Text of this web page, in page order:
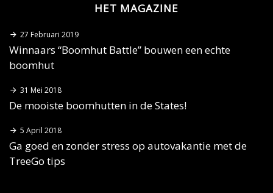
HET MAGAZINE
27 Februari 2019
Winnaars “Boomhut Battle” bouwen een echte
boomhut
31 Mei 2018
De mooiste boomhutten in de States!
5 April 2018
Ga goed en zonder stress op autovakantie met de
TreeGo tips